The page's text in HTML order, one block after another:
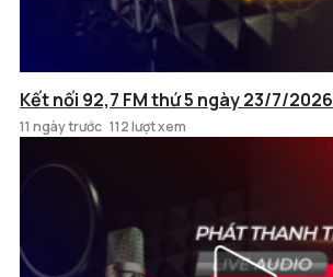
Kết nối 92,7 FM thứ 5 ngày 23/7/2026
11 ngày trước 112 lượt xem